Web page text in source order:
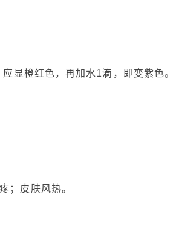
显橙红色，再加水1滴，即变紫色。
；皮肤风热。